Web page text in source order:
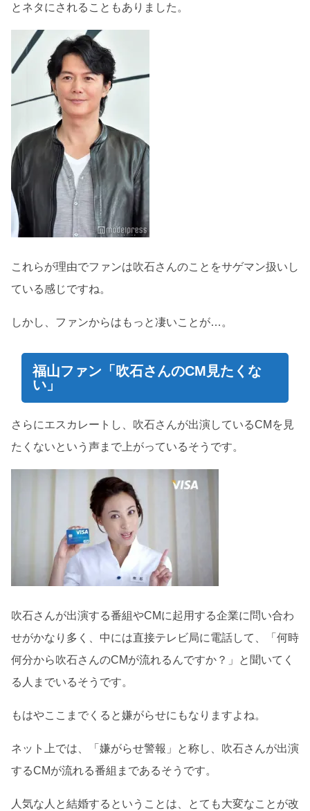
とネタにされることもありました。
これらが理由でファンは吹石さんのことをサゲマン扱いし
ている感じですね。
しかし、ファンからはもっと凄いことが…。
福山ファン「吹石さんのCM見たくな
い」
さらにエスカレートし、吹石さんが出演しているCMを見
たくないという声まで上がっているそうです。
吹石さんが出演する番組やCMに起用する企業に問い合わ
せがかなり多く、中には直接テレビ局に電話して、「何時
何分から吹石さんのCMが流れるんですか？」と聞いてく
る人までいるそうです。
もはやここまでくると嫌がらせにもなりますよね。
ネット上では、「嫌がらせ警報」と称し、吹石さんが出演
するCMが流れる番組まであるそうです。
人気な人と結婚するということは、とても大変なことが改